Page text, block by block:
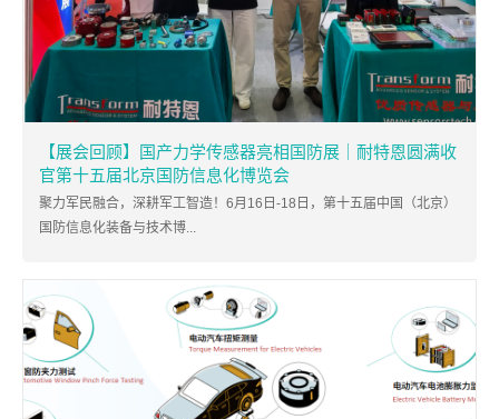
【展会回顾】国产力学传感器亮相国防展｜耐特恩圆满收
官第十五届北京国防信息化博览会
聚力军民融合，深耕军工智造！6月16日-18日，第十五届中国（北京）
国防信息化装备与技术博...